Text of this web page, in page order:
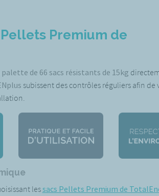
Premium de
palette de 66 sacs résistants de 15kg
subissent des contrôles réguliers afin de
lessacs Pellets Premium de